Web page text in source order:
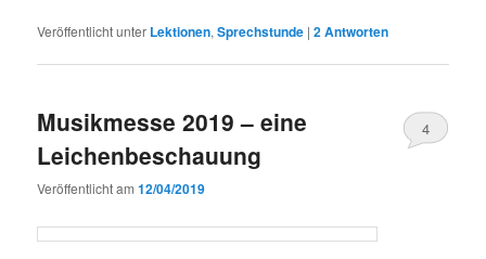
Veröffentlicht unter Lektionen,Sprechstunde |2Antworten
Musikmesse 2019 – eine
Leichenbeschauung
Veröffentlicht am12/04/2019
4